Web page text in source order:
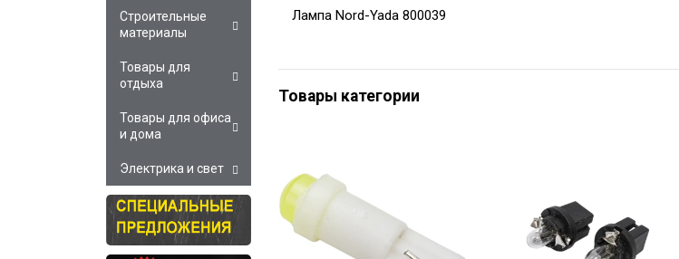
Лампа Nord-Yada 800039
Товары категории
Строительные
материалы
Товары для
отдыха
Товары для офиса
и дома
Электрика и свет